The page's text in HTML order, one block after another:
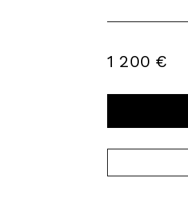
1 200 €